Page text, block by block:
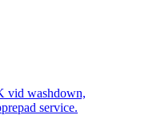
vid washdown,
service.